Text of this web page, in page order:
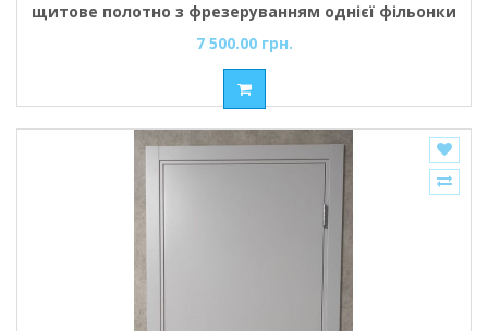
щитове полотно з фрезеруванням однієї фільонки
7 500.00 грн.